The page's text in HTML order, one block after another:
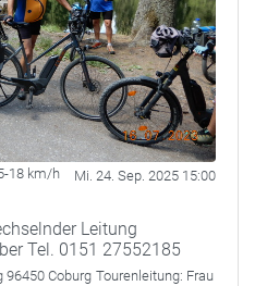
18 km/h Mi. 24. Sep. 2025 15:00
Leitung
Tel. 0151 27552185
96450 Coburg Tourenleitung: Frau